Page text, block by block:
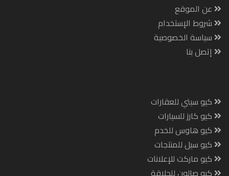
عن الموقع
شروط الإستخدام
سياسة الخصوصية
إتصل بنا
كيو سيتي للعقارات
كيو كارز للسيارات
كيو هاوس للخدم
كيو سيل للمنتجات
كيو ماركت للإعلانات
كيو صالون للحلاقة